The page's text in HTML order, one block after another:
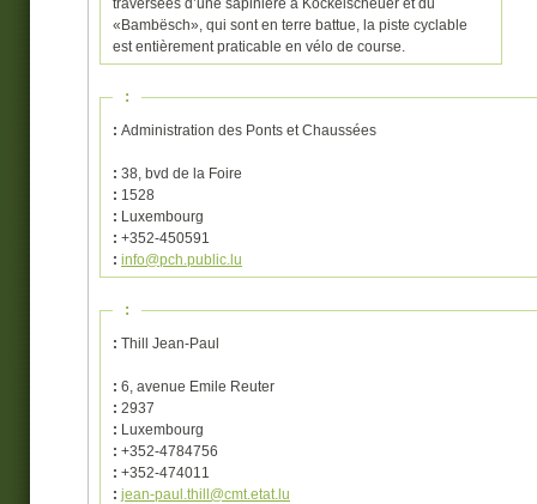
traversées d’une sapinière à Kockelscheuer et du
«Bambësch», qui sont en terre battue, la piste cyclable
est entièrement praticable en vélo de course.
:
: Administration des Ponts et Chaussées
: 38, bvd de la Foire
: 1528
: Luxembourg
: +352-450591
: info@pch.public.lu
:
: Thill Jean-Paul
: 6, avenue Emile Reuter
: 2937
: Luxembourg
: +352-4784756
: +352-474011
: jean-paul.thill@cmt.etat.lu